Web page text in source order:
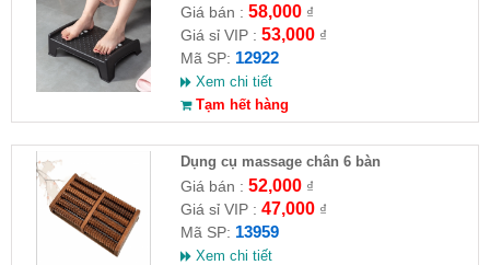
Giá bán : 58,000₫
Giá sỉ VIP : 53,000₫
Mã SP: 12922
Xem chi tiết
Tạm hết hàng
Dụng cụ massage chân 6 bàn
Giá bán : 52,000₫
Giá sỉ VIP : 47,000₫
Mã SP: 13959
Xem chi tiết